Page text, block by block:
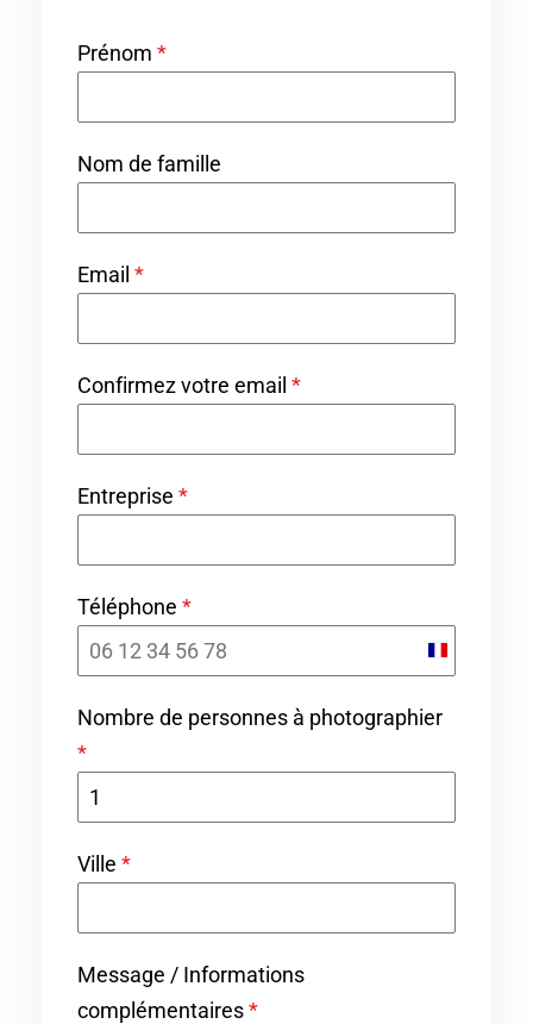
Prénom *
Nom de famille
Email *
Confirmez votre email *
Entreprise *
Téléphone *
F
n
+
3
Nombre de personnes à photographier
*
Ville *
Message / Informations
complémentaires*